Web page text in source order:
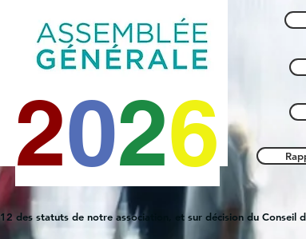
2026
des statuts de notre association, et sur décision du Conseil